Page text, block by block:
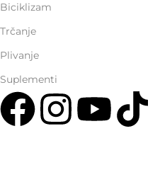
Biciklizam
Trčanje
Plivanje
Suplementi